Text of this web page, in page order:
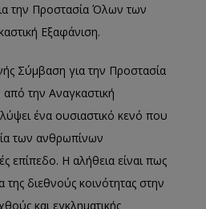
την Προστασία Όλων των
Εξαφάνιση.
Σύμβαση για την Προστασία
την Αναγκαστική
ένα ουσιαστικό κενό που
των ανθρωπίνων
επίπεδο. Η αλήθεια είναι πως
της διεθνούς κοινότητας στην
και εγκληματικής